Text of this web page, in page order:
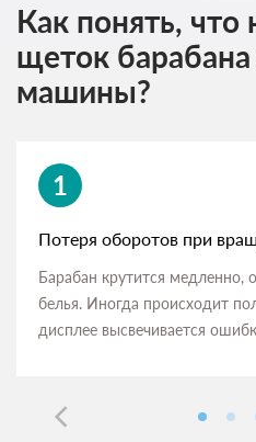
Как понять,
щеток
машины?
1
Потеря оборотов при
Барабан крутится медленно,
белья. Иногда происходит
дисплее высвечивается